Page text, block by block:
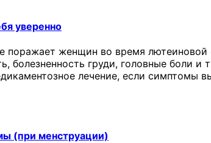
уверенно
женщин во время
груди, головные боли и
лечение, если
(при менструации)